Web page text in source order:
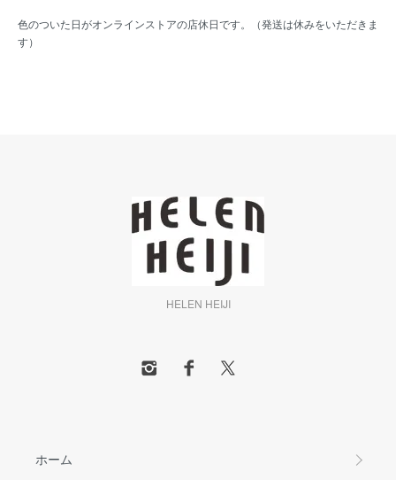
色のついた日がオンラインストアの店休日です。（発送は休みをいただきま
す）
HELEN HEIJI
ホーム